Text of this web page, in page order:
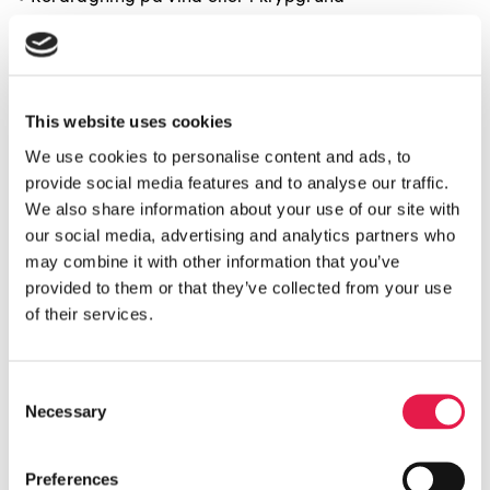
This website uses cookies
We use cookies to personalise content and ads, to
provide social media features and to analyse our traffic.
We also share information about your use of our site with
our social media, advertising and analytics partners who
may combine it with other information that you’ve
provided to them or that they’ve collected from your use
of their services.
Selection
Necessary
Preferences
innedel ej dras med fall till avlopp alt. utedel